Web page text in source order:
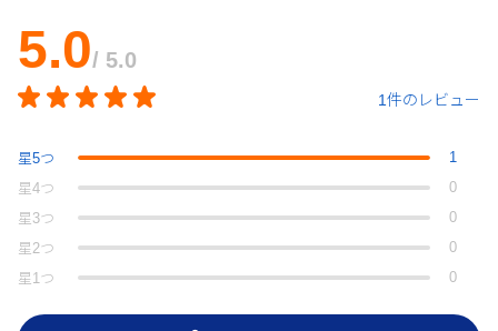
5.0/ 5.0
1件のレビュー
星5つ
1
星4つ
0
星 3つ
0
星 2つ
0
星 1つ 0